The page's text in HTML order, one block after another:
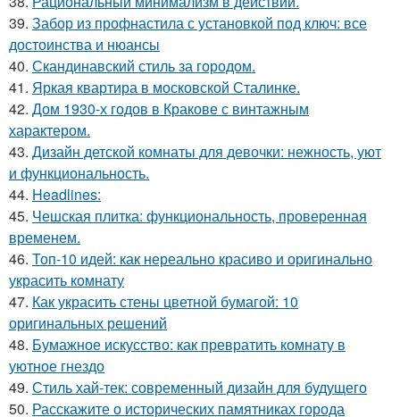
39. Забор из профнастила с установкой под ключ: все
достоинства и нюансы
40. Скандинавский стиль за городом.
41. Яркая квартира в московской Сталинке.
42. Дом 1930-х годов в Кракове с винтажным
характером.
43. Дизайн детской комнаты для девочки: нежность, уют
и функциональность.
44. Headlines:
45. Чешская плитка: функциональность, проверенная
временем.
46. Топ-10 идей: как нереально красиво и оригинально
украсить комнату
47. Как украсить стены цветной бумагой: 10
оригинальных решений
48. Бумажное искусство: как превратить комнату в
уютное гнездо
49. Стиль хай-тек: современный дизайн для будущего
50. Расскажите о исторических памятниках города